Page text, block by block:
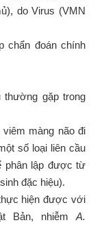
do Virus (VMN
chẩn đoán chính
gặp trong
viêm màng não đi
số loại liên cầu
phân lập được từ
đặc hiệu).
hiện được với
Bản, nhiễm A.